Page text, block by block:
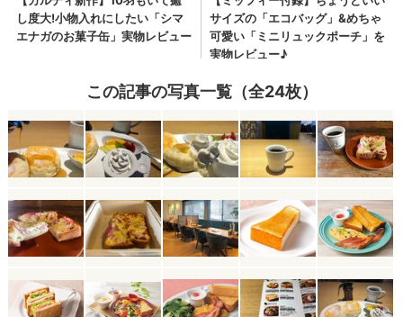
この記事の写真一覧（全24枚）